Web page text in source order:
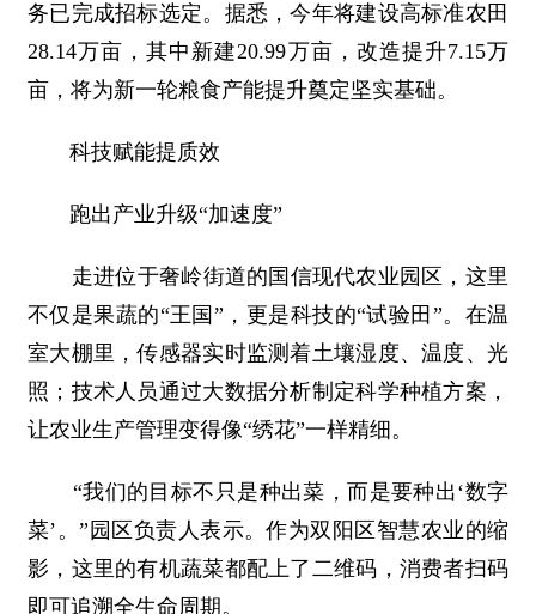
务已完成招标选定。据悉，今年将建设高标准农田
28.14万亩，其中新建20.99万亩，改造提升7.15万
亩，将为新一轮粮食产能提升奠定坚实基础。
科技赋能提质效
跑出产业升级“加速度”
走进位于奢岭街道的国信现代农业园区，这里
不仅是果蔬的“王国”，更是科技的“试验田”。在温
室大棚里，传感器实时监测着土壤湿度、温度、光
照；技术人员通过大数据分析制定科学种植方案，
让农业生产管理变得像“绣花”一样精细。
“我们的目标不只是种出菜，而是要种出‘数字
菜’。”园区负责人表示。作为双阳区智慧农业的缩
影，这里的有机蔬菜都配上了二维码，消费者扫码
即可追溯全生命周期。